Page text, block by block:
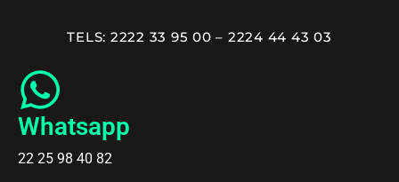
TELS: 2222 33 95 00 – 2224 44 43 03
Whatsapp
22 25 98 40 82